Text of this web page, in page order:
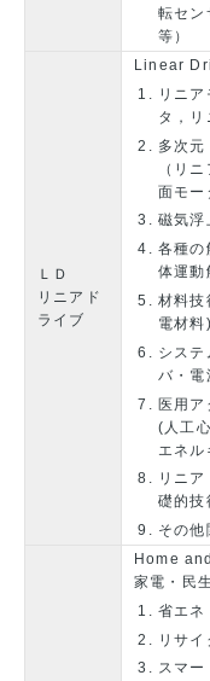
転セン
等）
ＬＤ
リニアド
ライブ
Linear
リニ
タ，
多次元
（リ
面モー
磁気浮
各種の
体運動
材料技
電材料)
システ
バ・電
医用ア
(人工
エネル
リニ
礎的技
その他
Home
家電・民
省エネ
リサ
スマー